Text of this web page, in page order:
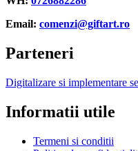
Email: comenzi@giftart.ro
Parteneri
Digitalizare si implementare
Informatii utile
Termeni si conditii